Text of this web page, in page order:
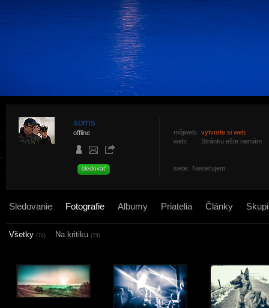
soms
offline
sledovať
môjweb: vytvorte si web
web:
Stránku ešte nemám
siete: Nesieťujem
Sledovanie Fotografie Albumy Priatelia Články
Všetky (74) Na kritiku (74)